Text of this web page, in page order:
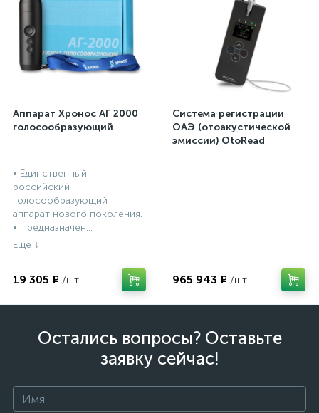
Аппарат Хронос АГ 2000
голосообразующий
• Единственный
российский
голосообразующий
аппарат нового поколения.
• Предназначен...
19 305 ₽
Система регистрации
ОАЭ (отоакустической
эмиссии) OtoRead
965 943 ₽
Остались вопросы? Оставьте
заявку сейчас!